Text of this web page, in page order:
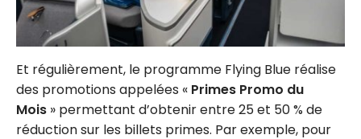
Et régulièrement, le programme Flying Blue réalise
des promotions appelées « Primes Promo du
Mois » permettant d’obtenir entre 25 et 50 % de
réduction sur les billets primes. Par exemple, pour